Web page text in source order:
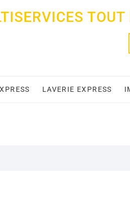
TOUT
LAVERIE EXPRESS